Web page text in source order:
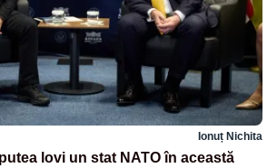
Ionuț Nichita
lovi un stat NATO în această